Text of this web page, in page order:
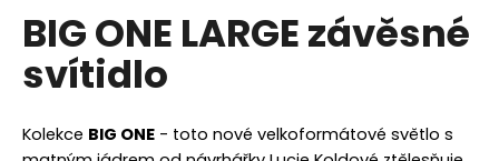
produktu
je
z
hvězdiček.
BIG ONE LARGE závěsné
svítidlo
Kolekce BIG ONE - toto nové velkoformátové světlo s
A
D